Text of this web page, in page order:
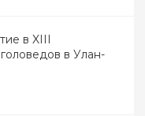
в XIII
в Улан-